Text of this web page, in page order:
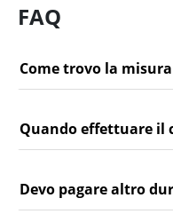
FAQ
Come trovo la
Quando effettuare il
Devo pagare altro